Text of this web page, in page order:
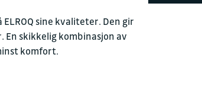
sine kvaliteter. Den gir
skikkelig kombinasjon av
komfort.